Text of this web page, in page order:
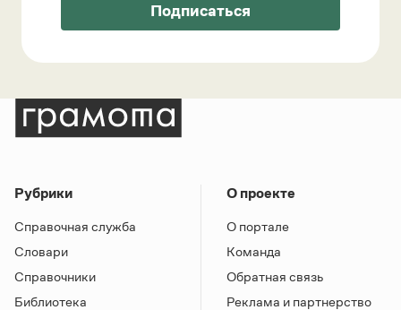
Подписаться
Рубрики
Справочная служба
Словари
Справочники
Библиотека
О проекте
О портале
Команда
Обратная связь
Реклама и партнерство